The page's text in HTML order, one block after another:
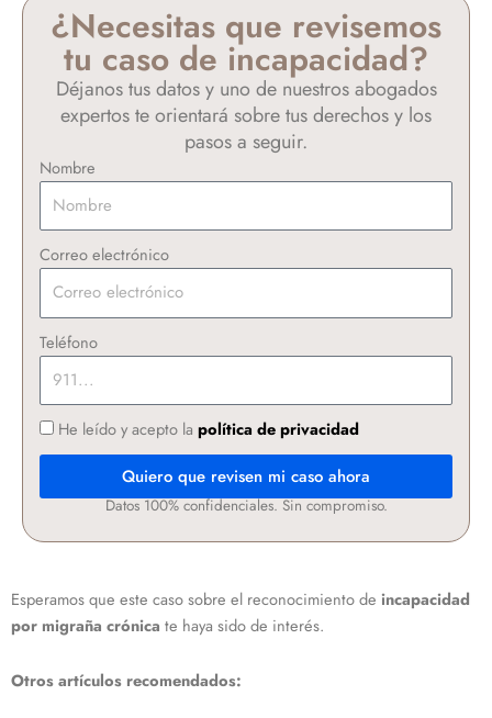
¿Necesitas que revisemos
tu caso de incapacidad?
Déjanos tus datos y uno de nuestros abogados
expertos te orientará sobre tus derechos y los
pasos a seguir.
Nombre
Correo electrónico
Teléfono
He leído y acepto la política de privacidad
Quiero que revisen mi caso ahora
Datos 100% confidenciales. Sin compromiso.
Esperamos que este caso sobre el reconocimiento de incapacidad
por migraña crónica te haya sido de interés.
Otros artículos recomendados: